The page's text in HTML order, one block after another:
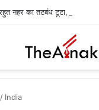
/ India